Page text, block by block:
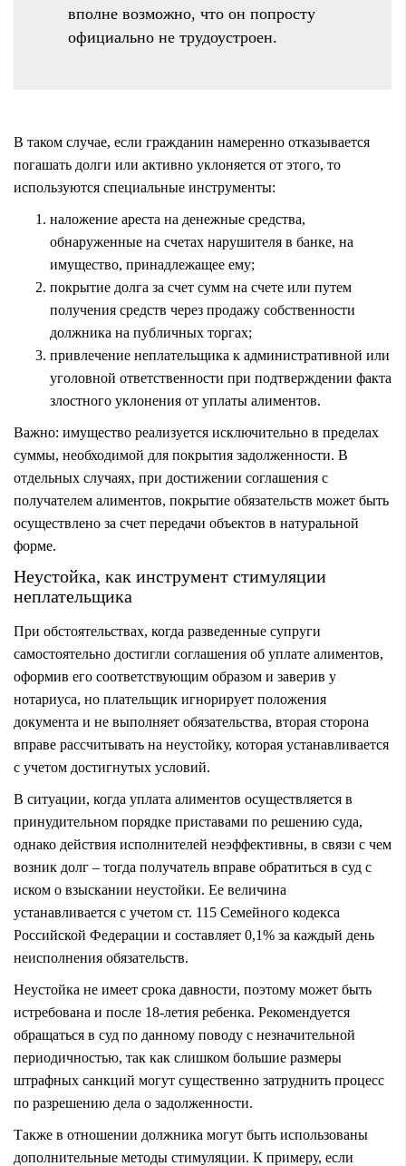
вполне возможно, что он попросту
официально не трудоустроен.
В таком случае, если гражданин намеренно отказывается
погашать долги или активно уклоняется от этого, то
используются специальные инструменты:
наложение ареста на денежные средства,
обнаруженные на счетах нарушителя в банке, на
имущество, принадлежащее ему;
покрытие долга за счет сумм на счете или путем
получения средств через продажу собственности
должника на публичных торгах;
привлечение неплательщика к административной или
уголовной ответственности при подтверждении факта
злостного уклонения от уплаты алиментов.
Важно: имущество реализуется исключительно в пределах
суммы, необходимой для покрытия задолженности. В
отдельных случаях, при достижении соглашения с
получателем алиментов, покрытие обязательств может быть
осуществлено за счет передачи объектов в натуральной
форме.
Неустойка, как инструмент стимуляции
неплательщика
При обстоятельствах, когда разведенные супруги
самостоятельно достигли соглашения об уплате алиментов,
оформив его соответствующим образом и заверив у
нотариуса, но плательщик игнорирует положения
документа и не выполняет обязательства, вторая сторона
вправе рассчитывать на неустойку, которая устанавливается
с учетом достигнутых условий.
В ситуации, когда уплата алиментов осуществляется в
принудительном порядке приставами по решению суда,
однако действия исполнителей неэффективны, в связи с чем
возник долг – тогда получатель вправе обратиться в суд с
иском о взыскании неустойки. Ее величина
устанавливается с учетом ст. 115 Семейного кодекса
Российской Федерации и составляет 0,1% за каждый день
неисполнения обязательств.
Неустойка не имеет срока давности, поэтому может быть
истребована и после 18-летия ребенка. Рекомендуется
обращаться в суд по данному поводу с незначительной
периодичностью, так как слишком большие размеры
штрафных санкций могут существенно затруднить процесс
по разрешению дела о задолженности.
Также в отношении должника могут быть использованы
дополнительные методы стимуляции. К примеру, если